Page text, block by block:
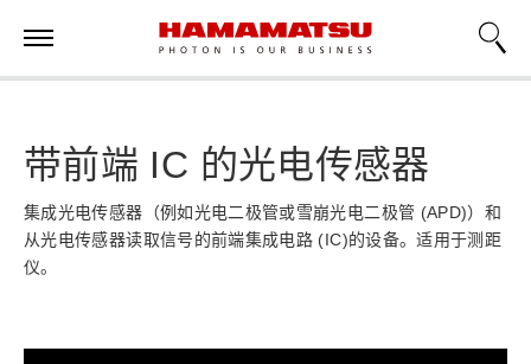
带前端 IC 的光电传感器
集成光电传感器（例如光电二极管或雪崩光电二极管 (APD)）和
从光电传感器读取信号的前端集成电路 (IC)的设备。适用于测距
仪。